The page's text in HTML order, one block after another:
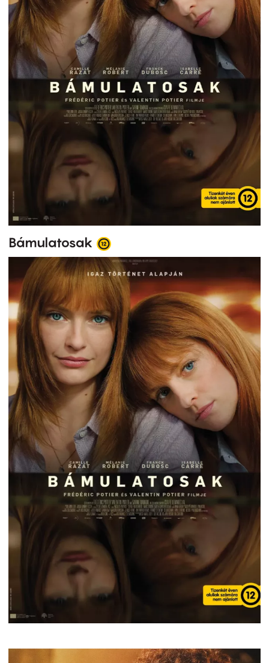
Bámulatosak